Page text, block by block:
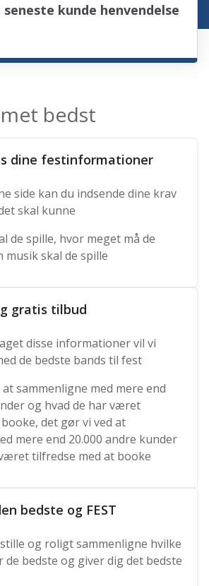
kunde henvendelse
bedst
dine festinformationer
side kan du indsende dine krav
skal kunne
de spille, hvor meget må de
musik skal de spille
gratis tilbud
disse informationer vil vi
de bedste bands til fest
sammenligne med mere end
og hvad de har været
det gør vi ved at
mere end 20.000 andre kunder
tilfredse med at booke
bedste og FEST
og roligt sammenligne hvilke
de bedste og giver dig det bedste